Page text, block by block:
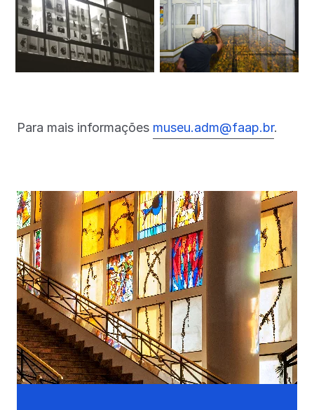
Para mais informações museu.adm@faap.br.